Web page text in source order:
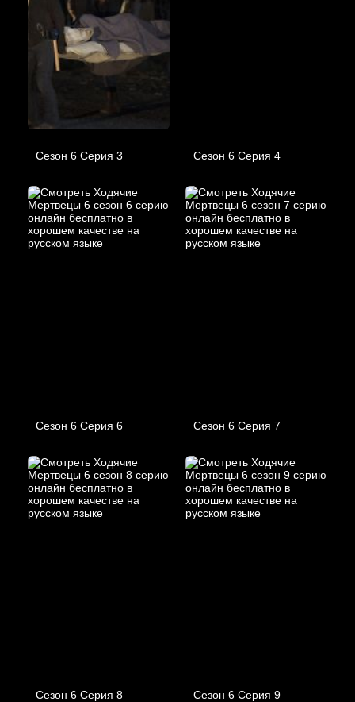
Сезон 6 Серия 3 Сезон 6 Серия 4
Сезон 6 Серия 6 Сезон 6 Серия 7
Сезон 6 Серия 8 Сезон 6 Серия 9